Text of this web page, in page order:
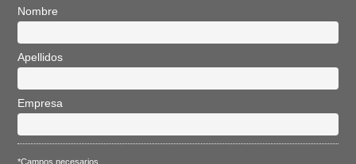
Nombre
Apellidos
Empresa
*Campos necesarios.